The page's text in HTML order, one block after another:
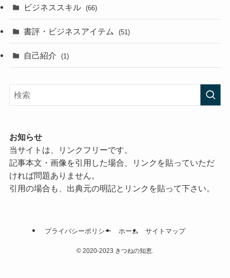
ビジネススキル (66)
書評・ビジネスアイテム (51)
自己紹介 (1)
お知らせ
当サイトは、リンクフリーです。
記事本文・画像を引用した場合、リンクを貼っていただ
ければ問題ありません。
引用の場合も、出典元の明記とリンクを貼って下さい。
プライバシーポリシー ホーム サイトマップ
© 2020-2023 きつねの知恵.